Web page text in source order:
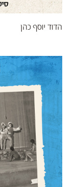
הדוד יוסף כהן